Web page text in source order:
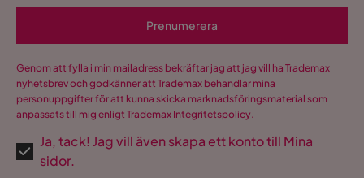
Prenumerera
Genom att fylla i min mailadress bekräftar jag att jag vill ha Trademax
nyhetsbrev och godkänner att Trademax behandlar mina
personuppgifter för att kunna skicka marknadsföringsmaterial som
anpassats till mig enligt Trademax Integritetspolicy.
Ja, tack! Jag vill även skapa ett konto till Mina
sidor.